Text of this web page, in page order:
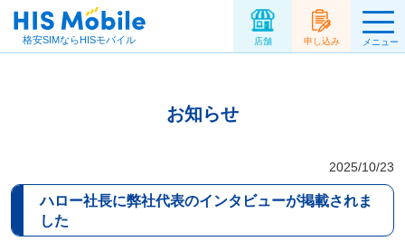
格安SIMならHISモバイル 店舗 申し込み メニュー
お知らせ
2025/10/23
ハロー社長に弊社代表のインタビューが掲載されま
した